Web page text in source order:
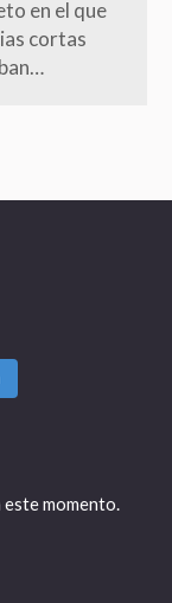
en el que
cortas
momento.